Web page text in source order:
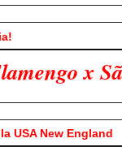
USA New England